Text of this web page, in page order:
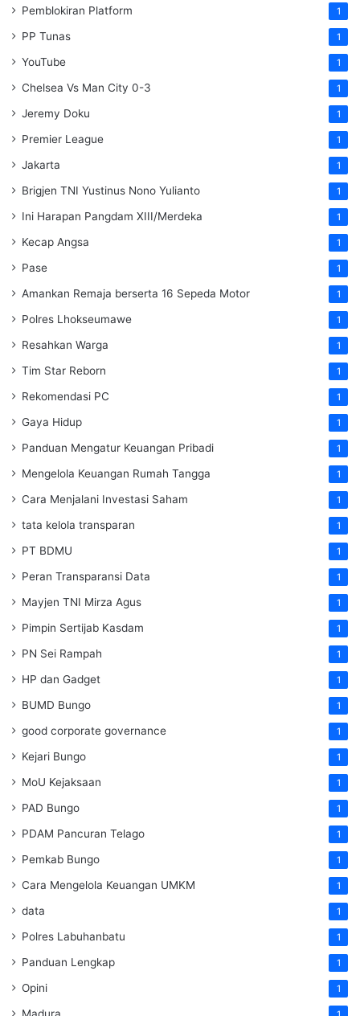
Pemblokiran Platform 1
PP Tunas 1
YouTube 1
Chelsea Vs Man City 0-3 1
Jeremy Doku 1
Premier League 1
Jakarta 1
Brigjen TNI Yustinus Nono Yulianto 1
Ini Harapan Pangdam XIII/Merdeka 1
Kecap Angsa 1
Pase 1
Amankan Remaja berserta 16 Sepeda Motor 1
Polres Lhokseumawe 1
Resahkan Warga 1
Tim Star Reborn 1
Rekomendasi PC 1
Gaya Hidup 1
Panduan Mengatur Keuangan Pribadi 1
Mengelola Keuangan Rumah Tangga 1
Cara Menjalani Investasi Saham 1
tata kelola transparan 1
PT BDMU 1
Peran Transparansi Data 1
Mayjen TNI Mirza Agus 1
Pimpin Sertijab Kasdam 1
PN Sei Rampah 1
HP dan Gadget 1
BUMD Bungo 1
good corporate governance 1
Kejari Bungo 1
MoU Kejaksaan 1
PAD Bungo 1
PDAM Pancuran Telago 1
Pemkab Bungo 1
Cara Mengelola Keuangan UMKM 1
data 1
Polres Labuhanbatu 1
Panduan Lengkap 1
Opini 1